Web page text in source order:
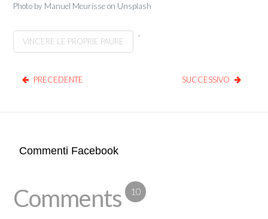
Photo by Manuel Meurisse on Unsplash
VINCERE LE PROPRIE PAURE
PRECEDENTE SUCCESSIVO
Commenti Facebook
Comments 10